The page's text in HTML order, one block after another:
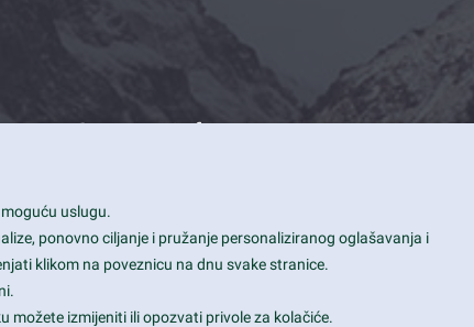
Contact Info
View, CA 94043
+1 650-253-0000
uslugu.
ponovno ciljanje i pružanje personaliziranog oglašavanja i
klikom na poveznicu na dnu svake stranice.
možete izmijeniti ili opozvati privole za kolačiće.